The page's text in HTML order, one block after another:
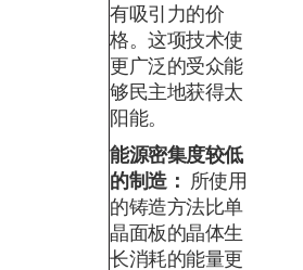
有吸引力的价
格。这项技术使
更广泛的受众能
够民主地获得太
阳能。
能源密集度较低
的制造： 所使用
的铸造方法比单
晶面板的晶体生
长消耗的能量更